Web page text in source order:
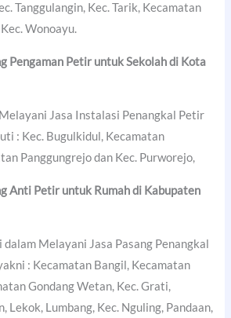
Tanggulangin, Kec. Tarik, Kecamatan
Wonoayu.
Pengaman Petir untuk Sekolah di Kota
Jasa Instalasi Penangkal Petir
: Kec. Bugulkidul, Kecamatan
Panggungrejo dan Kec. Purworejo,
Anti Petir untuk Rumah di Kabupaten
dalam Melayani Jasa Pasang Penangkal
: Kecamatan Bangil, Kecamatan
Gondang Wetan, Kec. Grati,
Lekok, Lumbang, Kec. Nguling, Pandaan,